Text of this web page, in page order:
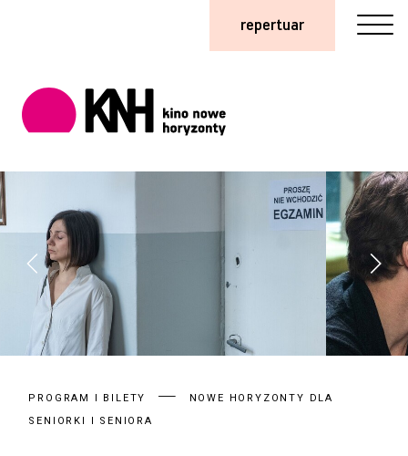
repertuar
PROGRAM I BILETY
NOWE HORYZONTY DLA
SENIORKI I SENIORA